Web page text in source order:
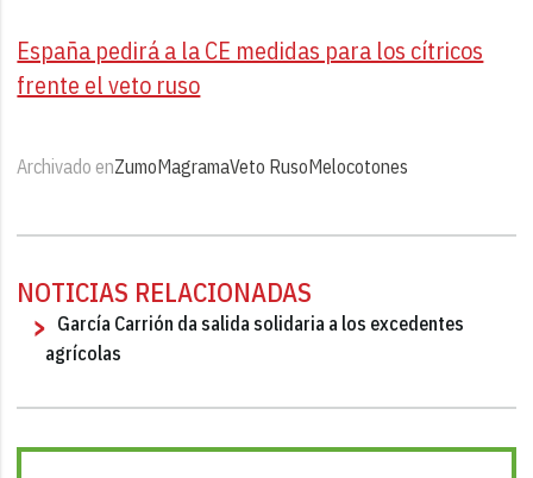
España pedirá a la CE medidas para los cítricos
frente el veto ruso
Archivado enZumoMagramaVeto RusoMelocotones
NOTICIAS RELACIONADAS
García Carrión da salida solidaria a los excedentes
agrícolas